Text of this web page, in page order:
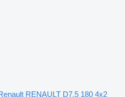
RENAULT D7.5 180 4x2